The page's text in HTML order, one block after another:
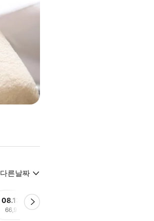
다른날짜
08.13(목)
66,926원